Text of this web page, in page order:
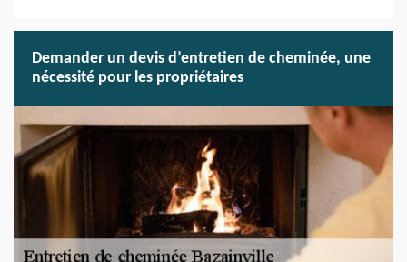
Demander un devis d’entretien de cheminée, une
nécessité pour les propriétaires